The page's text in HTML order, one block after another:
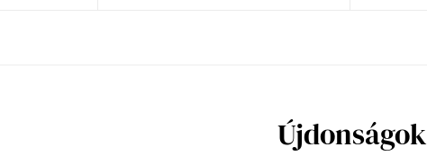
Újdonságok